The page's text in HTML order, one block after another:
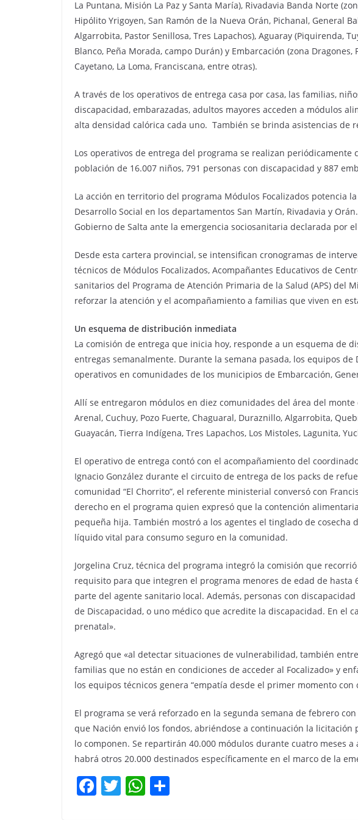
La Puntana, Misión La Paz y Santa María), Rivadavia Banda Norte
Hipólito Yrigoyen, San Ramón de la Nueva Orán, Pichanal, General
Algarrobita, Pastor Senillosa, Tres Lapachos), Aguaray (Piquirenda,
Blanco, Peña Morada, campo Durán) y Embarcación (zona Dragones,
Cayetano, La Loma, Franciscana, entre otras).
A través de los operativos de entrega casa por casa, las familias,
discapacidad, embarazadas, adultos mayores acceden a módulos
alta densidad calórica cada uno. También se brinda asistencias de
Los operativos de entrega del programa se realizan periódicamente
población de 16.007 niños, 791 personas con discapacidad y 887
La acción en territorio del programa Módulos Focalizados potencia
Desarrollo Social en los departamentos San Martín, Rivadavia y
Gobierno de Salta ante la emergencia sociosanitaria declarada por
Desde esta cartera provincial, se intensifican cronogramas de
técnicos de Módulos Focalizados, Acompañantes Educativos de
sanitarios del Programa de Atención Primaria de la Salud (APS) del
reforzar la atención y el acompañamiento a familias que viven en
Un esquema de distribución inmediata
La comisión de entrega que inicia hoy, responde a un esquema de
entregas semanalmente. Durante la semana pasada, los equipos de
operativos en comunidades de los municipios de Embarcación,
Allí se entregaron módulos en diez comunidades del área del monte
Arenal, Cuchuy, Pozo Fuerte, Chaguaral, Duraznillo, Algarrobita,
Guayacán, Tierra Indígena, Tres Lapachos, Los Mistoles, Lagunita,
El operativo de entrega contó con el acompañamiento del
Ignacio González durante el circuito de entrega de los packs de
comunidad “El Chorrito”, el referente ministerial conversó con
derecho en el programa quien expresó que la contención
pequeña hija. También mostró a los agentes el tinglado de cosecha
líquido vital para consumo seguro en la comunidad.
Jorgelina Cruz, técnica del programa integró la comisión que
requisito para que integren el programa menores de edad de hasta
parte del agente sanitario local. Además, personas con
de Discapacidad, o uno médico que acredite la discapacidad. En el
prenatal».
Agregó que «al detectar situaciones de vulnerabilidad, también
familias que no están en condiciones de acceder al Focalizado» y
los equipos técnicos genera “empatía desde el primer momento con
El programa se verá reforzado en la segunda semana de febrero
que Nación envió los fondos, abriéndose a continuación la
lo componen. Se repartirán 40.000 módulos durante cuatro meses
habrá otros 20.000 destinados específicamente en el marco de la
F T W